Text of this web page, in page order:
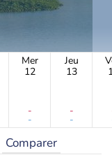
Mer
12
-
-
Jeu
13
-
-
Comparer